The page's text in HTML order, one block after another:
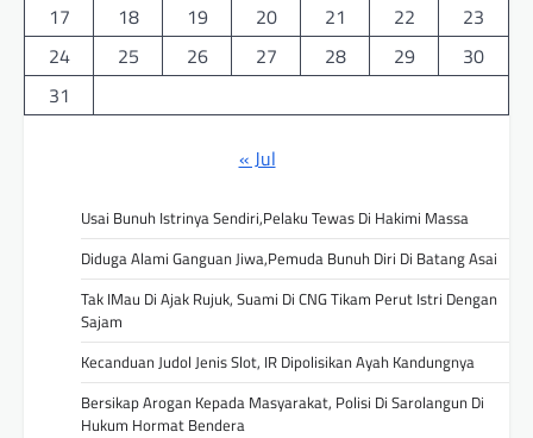
17
18 19 20 21 22
23
24
25 26 27 28 29
30
31
« Jul
Usai Bunuh Istrinya Sendiri,Pelaku Tewas Di Hakimi Massa
Diduga Alami Ganguan Jiwa,Pemuda Bunuh Diri Di Batang Asai
Tak IMau Di Ajak Rujuk, Suami Di CNG Tikam Perut Istri Dengan
Sajam
Kecanduan Judol Jenis Slot, IR Dipolisikan Ayah Kandungnya
Bersikap Arogan Kepada Masyarakat, Polisi Di Sarolangun Di
Hukum Hormat Bendera